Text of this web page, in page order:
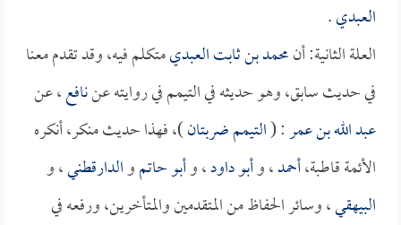
العبدي.
العلة الثانية: أنمحمد بن ثابت العبديمتكلم فيه، وقد تقدم معنا
في حديث سابق، وهو حديثه في التيمم في روايته عننافع، عن
عبد الله بن عمر: (التيمم ضربتان)، فهذا حديث منكر، أنكره
الأئمة قاطبة،أحمد، وأبو داود، وأبو حاتموالدارقطني، و
البيهقي، وسائر الحفاظ من المتقدمين والمتأخرين، ورفعه في